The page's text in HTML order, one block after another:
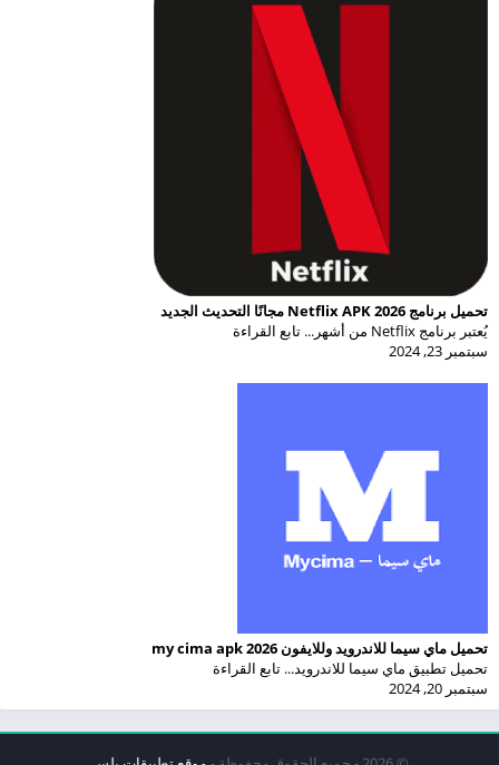
تحميل برنامج Netflix APK 2026 مجانًا التحديث الجديد
يُعتبر برنامج Netflix من أشهر... تابع القراءة
سبتمبر 23, 2024
تحميل ماي سيما للاندرويد وللايفون my cima apk 2026
تحميل تطبيق ماي سيما للاندرويد... تابع القراءة
سبتمبر 20, 2024